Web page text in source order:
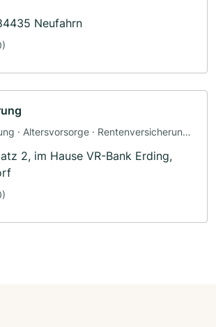
Neufahrn
· Altersvorsorge · Rentenversicherung ·
2, im Hause VR-Bank Erding,